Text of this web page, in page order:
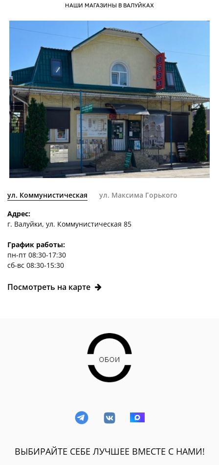
НАШИ МАГАЗИНЫ В ВАЛУЙКАХ
ул. Коммунистическая ул. Максима Горького
Адрес:
г. Валуйки, ул. Коммунистическая 85
График работы:
пн-пт 08:30-17:30
сб-вс 08:30-15:30
Посмотреть на карте
ВЫБИРАЙТЕ СЕБЕ ЛУЧШЕЕ ВМЕСТЕ С НАМИ!